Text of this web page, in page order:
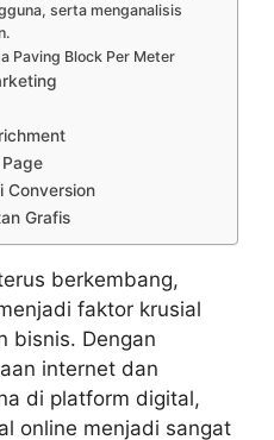
serta menganalisis
Paving Block Per Meter
Conversion
Grafis
berkembang,
faktor krusial
bisnis. Dengan
internet dan
di platform digital,
online menjadi sangat